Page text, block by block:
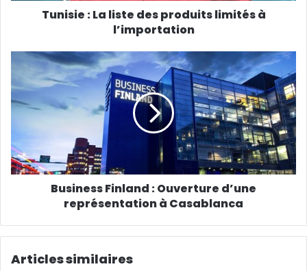
i
l
Tunisie : La liste des produits limités à
l’importation
Business Finland : Ouverture d’une
représentation à Casablanca
Articles similaires